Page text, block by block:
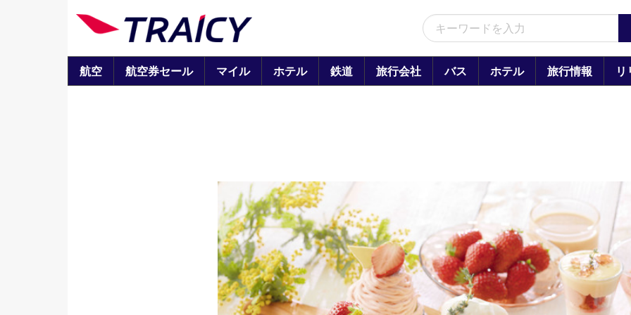
航空 航空券セール マイル ホテル 鉄道 旅行会社 バス ホテル 旅行情報 リ